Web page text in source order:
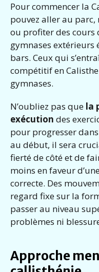
Pour commencer la
pouvez aller au
ou profiter des cours
gymnases extérieurs
bars. Ceux qui
compétitif en
gymnases.
N’oubliez pas que la
exécution des
pour progresser
au début, il sera
fierté de côté et de
moins en faveur
correcte. Des
regard fixe sur la
passer au niveau
problèmes ni
Approche